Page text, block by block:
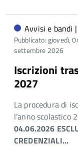
Avvisi e bandi |
Pubblicato: giovedì,
settembre 2026
Iscrizioni
2027
La procedura di
l’anno scolastico
04.06.2026
CREDENZIALI…